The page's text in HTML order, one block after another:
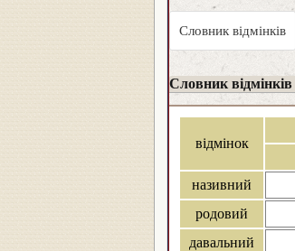
Словник відмінків
Словник відмінків
відмінок
називний
родовий
давальний